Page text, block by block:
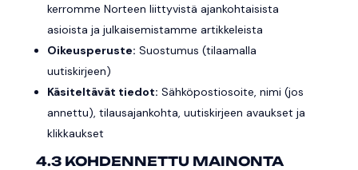
kerromme Norteen liittyvistä ajankohtaisista
asioista ja julkaisemistamme artikkeleista
Oikeusperuste: Suostumus (tilaamalla
uutiskirjeen)
Käsiteltävät tiedot: Sähköpostiosoite, nimi (jos
annettu), tilausajankohta, uutiskirjeen avaukset ja
klikkaukset
4.3 KOHDENNETTU MAINONTA